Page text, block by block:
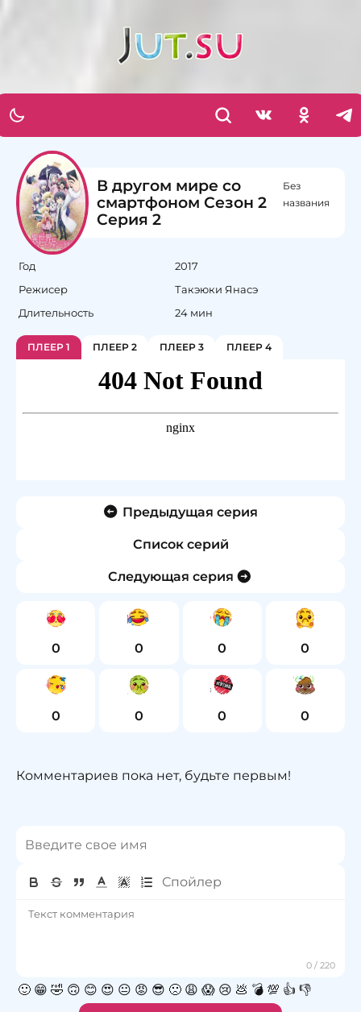
В другом мире со
смартфоном Сезон 2
Серия 2
Без
названия
Год
2017
Режисер
Такэюки Янасэ
Длительность
24 мин
ПЛЕЕР 1 ПЛЕЕР 2 ПЛЕЕР 3 ПЛЕЕР 4
Предыдущая серия
Список серий
Следующая серия
0 0 0 0
0 0 0 0
🙂 😁 🤣 🙃 😊 😍 😐 😡 😎 🙁 😩 😱 😢 💩 💣 💯 👍 👎
Комментариев пока нет, будьте первым!